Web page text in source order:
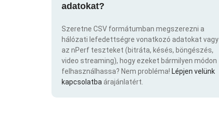
adatokat?
Szeretne CSV formátumban megszerezni a
hálózati lefedettségre vonatkozó adatokat vagy
az nPerf teszteket (bitráta, késés, böngészés,
video streaming), hogy ezeket bármilyen módon
felhasználhassa? Nem probléma! Lépjen velünk
kapcsolatba árajánlatért.